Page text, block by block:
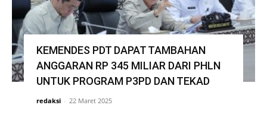
KEMENDES PDT DAPAT TAMBAHAN
ANGGARAN RP 345 MILIAR DARI PHLN
UNTUK PROGRAM P3PD DAN TEKAD
redaksi - 22 Maret 2025